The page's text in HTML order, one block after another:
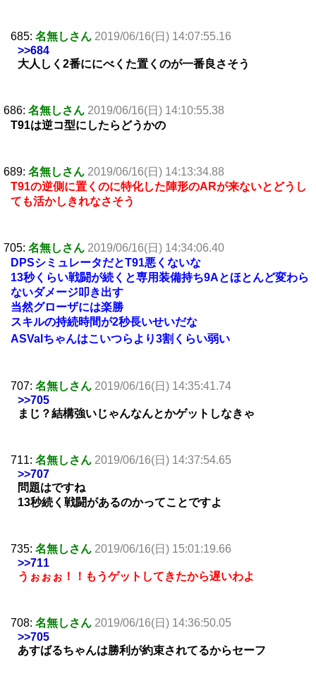
685: 名無しさん 2019/06/16(日) 14:07:55.16
>>684
大人しく2番ににべくた置くのが一番良さそう
686: 名無しさん 2019/06/16(日) 14:10:55.38
T91は逆コ型にしたらどうかの
689: 名無しさん 2019/06/16(日) 14:13:34.88
T91の逆側に置くのに特化した陣形のARが来ないとどうし
ても活かしきれなさそう
705: 名無しさん 2019/06/16(日) 14:34:06.40
DPSシミュレータだとT91悪くないな
13秒くらい戦闘が続くと専用装備持ち9Aとほとんど変わら
ないダメージ叩き出す
当然グローザには楽勝
スキルの持続時間が2秒長いせいだな
ASValちゃんはこいつらより3割くらい弱い
707: 名無しさん 2019/06/16(日) 14:35:41.74
>>705
まじ？結構強いじゃんなんとかゲットしなきゃ
711: 名無しさん 2019/06/16(日) 14:37:54.65
>>707
問題はですね
13秒続く戦闘があるのかってことですよ
735: 名無しさん 2019/06/16(日) 15:01:19.66
>>711
うぉぉぉ！！もうゲットしてきたから遅いわよ
708: 名無しさん 2019/06/16(日) 14:36:50.05
>>705
あすばるちゃんは勝利が約束されてるからセーフ